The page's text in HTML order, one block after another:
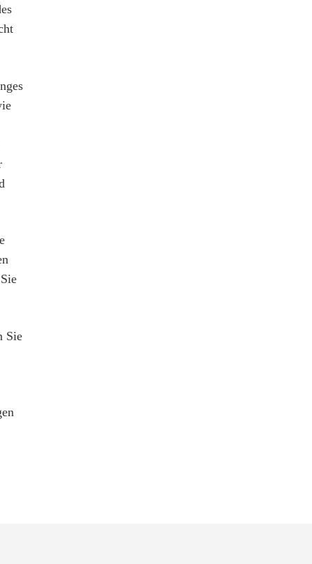
Sie